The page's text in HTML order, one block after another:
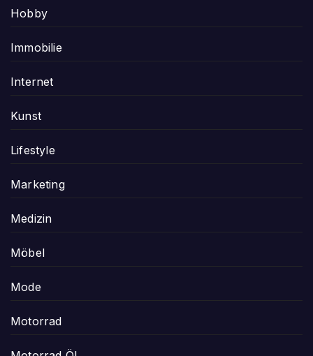
Hobby
Immobilie
Internet
Kunst
Lifestyle
Marketing
Medizin
Möbel
Mode
Motorrad